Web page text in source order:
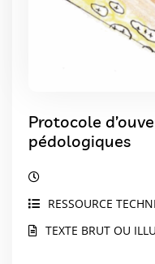
Protocole
pédologiques
RESSOURCE
TEXTE BRUT OU